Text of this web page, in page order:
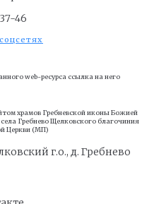
46
web-ресурса ссылка на него
храмов Гребневской иконы Божией
Гребнево Щелковского благочиния
Церкви (МП)
г.о., д. Гребнево